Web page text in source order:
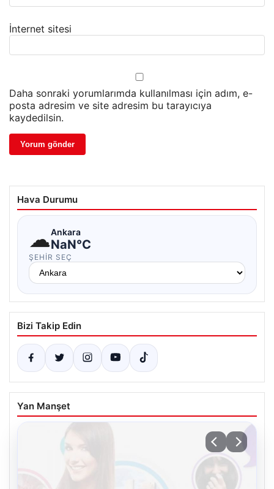
İnternet sitesi
Daha sonraki yorumlarımda kullanılması için adım, e-
posta adresim ve site adresim bu tarayıcıya
kaydedilsin.
Hava Durumu
☁Ankara
NaN°C
ŞEHIR SEÇ
Bizi Takip Edin
Yan Manşet